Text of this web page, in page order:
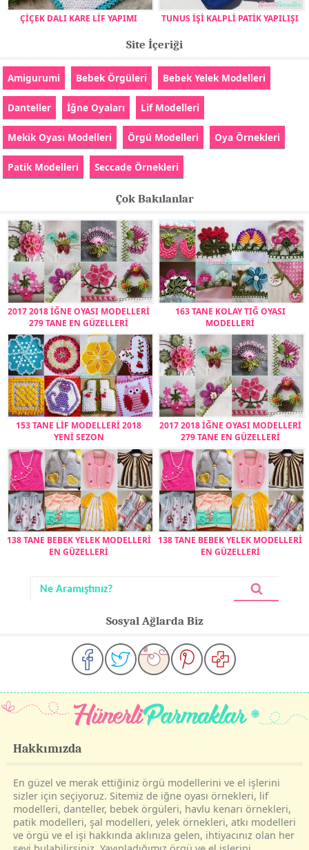
ÇİÇEK DALI KARE LİF YAPIMI TUNUS İŞİ KALPLİ PATİK YAPILIŞI
Site İçeriği
Amigurumi Bebek Örgüleri Bebek Yelek Modelleri
Danteller İğne Oyaları Lif Modelleri
Mekik Oyası Modelleri Örgü Modelleri Oya Örnekleri
Patik Modelleri Seccade Örnekleri
Çok Bakılanlar
2017 2018 İĞNE OYASI MODELLERİ
279 TANE EN GÜZELLERİ
163 TANE KOLAY TIĞ OYASI
MODELLERİ
153 TANE LİF MODELLERİ 2018
YENİ SEZON
2017 2018 İĞNE OYASI MODELLERİ
279 TANE EN GÜZELLERİ
138 TANE BEBEK YELEK MODELLERİ
EN GÜZELLERİ
138 TANE BEBEK YELEK MODELLERİ
EN GÜZELLERİ
Sosyal Ağlarda Biz
Hakkımızda
En güzel ve merak ettiğiniz örgü modellerini ve el işlerini
sizler için seçiyoruz. Sitemiz de iğne oyası örnekleri, lif
modelleri, danteller, bebek örgüleri, havlu kenarı örnekleri,
patik modelleri, şal modelleri, yelek örnekleri, atkı modelleri
ve örgü ve el işi hakkında aklınıza gelen, ihtiyacınız olan her